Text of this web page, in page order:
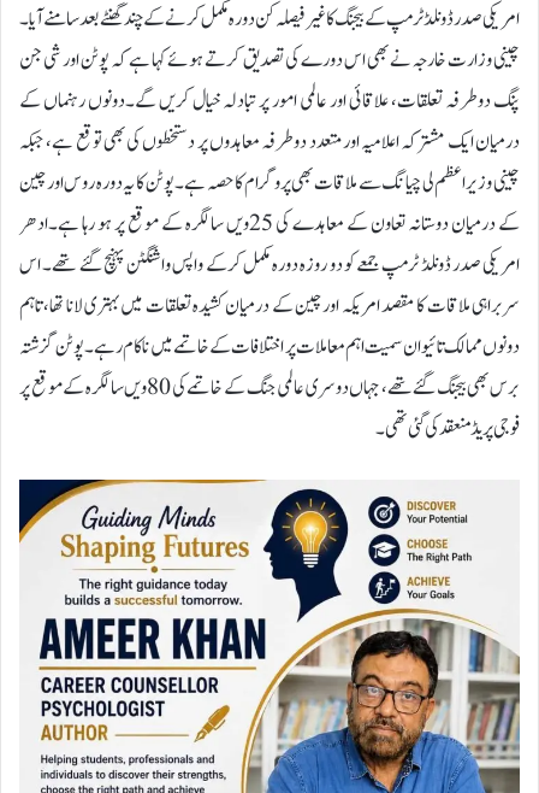
امریکی صدر ڈونلڈ ٹرمپ کے بیجنگ کا غیر فیصلہ کن دورہ مکمل کرنے کے چند گھنٹے بعد سامنے آیا۔
چینی وزارت خارجہ نے بھی اس دورے کی تصدیق کرتے ہوئے کہا ہے کہ پوٹن اور شی جن
پنگ دوطرفہ تعلقات، علاقائی اور عالمی امور پر تبادلہ خیال کریں گے۔دونوں رہنماں کے
درمیان ایک مشترکہ اعلامیہ اور متعدد دوطرفہ معاہدوں پر دستخطوں کی بھی توقع ہے، جبکہ
چینی وزیراعظم لی چیانگ سے ملاقات بھی پروگرام کا حصہ ہے۔ پوٹن کا یہ دورہ روس اور چین
کے درمیان دوستانہ تعاون کے معاہدے کی 25ویں سالگرہ کے موقع پر ہو رہا ہے۔ادھر
امریکی صدر ڈونلڈ ٹرمپ جمعے کو دو روزہ دورہ مکمل کرکے واپس واشنگٹن پہنچ گئے تھے۔ اس
سربراہی ملاقات کا مقصد امریکہ اور چین کے درمیان کشیدہ تعلقات میں بہتری لانا تھا، تاہم
دونوں ممالک تائیوان سمیت اہم معاملات پر اختلافات کے خاتمے میں ناکام رہے۔پوٹن گزشتہ
برس بھی بیجنگ گئے تھے، جہاں دوسری عالمی جنگ کے خاتمے کی 80ویں سالگرہ کے موقع پر
فوجی پریڈ منعقد کی گئی تھی۔